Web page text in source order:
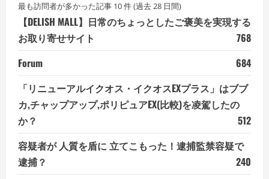
最も訪問者が多かった記事 10 件 (過去 28 日間)
【DELISH MALL】日常のちょっとしたご褒美を実現する
お取り寄せサイト
768
Forum
684
「リニューアルイクオス・イクオスEXプラス」はブブ
カ,チャップアップ,ポリピュアEX(比較)を凌駕したの
か？
512
容疑者が 人質を盾に 立てこもった！逮捕監禁容疑で
逮捕？
240